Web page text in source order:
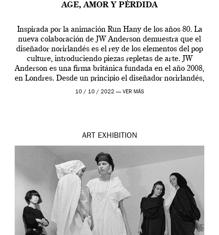
AGE, AMOR Y PÉRDIDA
Inspirada por la animación Run Hany de los años 80. La
nueva colaboración de JW Anderson demuestra que el
diseñador norirlandés es el rey de los elementos del pop
culture, introduciendo piezas repletas de arte. JW
Anderson es una firma británica fundada en el año 2008,
en Londres. Desde un principio el diseñador norirlandés,
Jonathan […]
10 / 10 / 2022 — VER MÁS
ART EXHIBITION